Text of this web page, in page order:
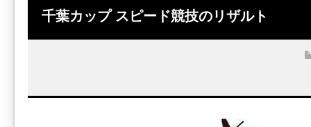
千葉カップ スピード競技のリザルト